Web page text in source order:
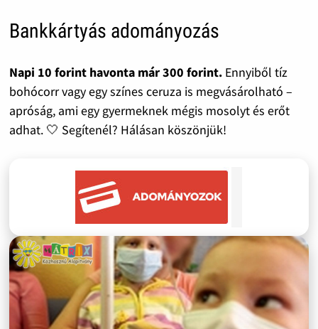
Bankkártyás adományozás
Napi 10 forint havonta már 300 forint.Ennyiből tíz
bohócorr vagy egy színes ceruza is megvásárolható –
apróság, ami egy gyermeknek mégis mosolyt és erőt
adhat. 🤍 Segítenél? Hálásan köszönjük!